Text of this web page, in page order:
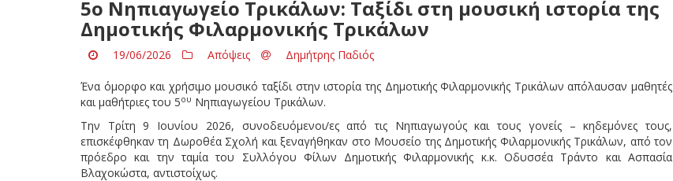
5ο Νηπιαγωγείο Τρικάλων: Ταξίδι στη μουσική ιστορία της
Δημοτικής Φιλαρμονικής Τρικάλων
19/06/2026 Απόψεις Δημήτρης Παδιός
Ένα όμορφο και χρήσιμο μουσικό ταξίδι στην ιστορία της Δημοτικής Φιλαρμονικής Τρικάλων απόλαυσαν μαθητές
και μαθήτριες του 5ου Νηπιαγωγείου Τρικάλων.
Την Τρίτη 9 Ιουνίου 2026, συνοδευόμενοι/ες από τις Νηπιαγωγούς και τους γονείς – κηδεμόνες τους,
επισκέφθηκαν τη Δωροθέα Σχολή και ξεναγήθηκαν στο Μουσείο της Δημοτικής Φιλαρμονικής Τρικάλων, από τον
πρόεδρο και την ταμία του Συλλόγου Φίλων Δημοτικής Φιλαρμονικής κ.κ. Οδυσσέα Τράντο και Ασπασία
Βλαχοκώστα, αντιστοίχως.